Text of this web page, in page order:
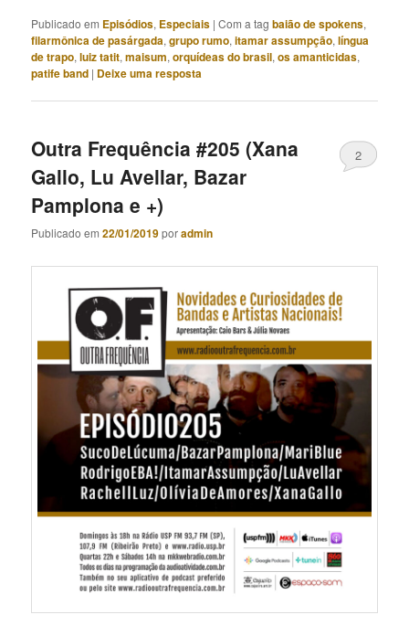
Publicado em Episódios, Especiais |Com a tagbaião de spokens,
filarmônica de pasárgada,grupo rumo,itamar assumpção,língua
de trapo,luiz tatit,maisum,orquídeas do brasil,os amanticidas,
patife band | Deixe uma resposta
Outra Frequência #205 (Xana
Gallo, Lu Avellar, Bazar
Pamplona e +)
Publicado em22/01/2019poradmin
2